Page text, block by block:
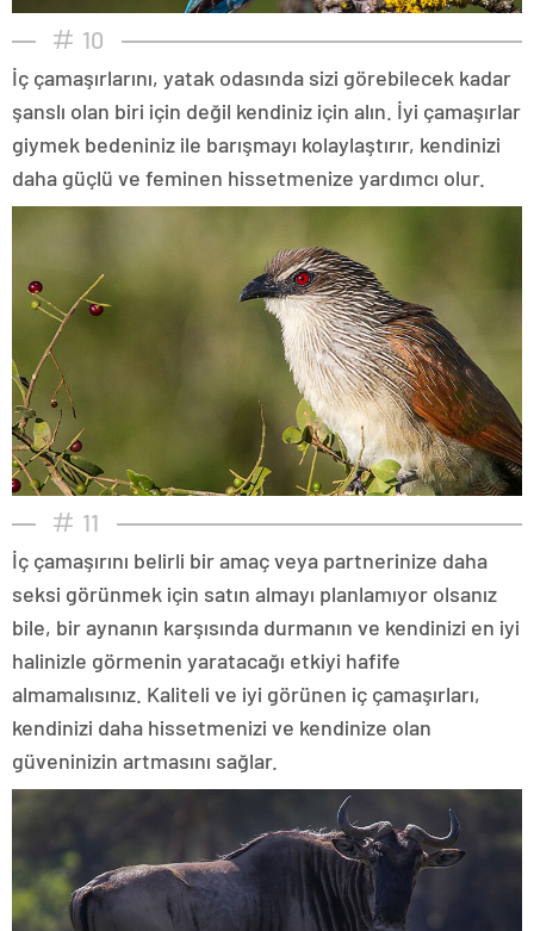
10
İç çamaşırlarını, yatak odasında sizi görebilecek kadar
şanslı olan biri için değil kendiniz için alın. İyi çamaşırlar
giymek bedeniniz ile barışmayı kolaylaştırır, kendinizi
daha güçlü ve feminen hissetmenize yardımcı olur.
11
İç çamaşırını belirli bir amaç veya partnerinize daha
seksi görünmek için satın almayı planlamıyor olsanız
bile, bir aynanın karşısında durmanın ve kendinizi en iyi
halinizle görmenin yaratacağı etkiyi hafife
almamalısınız. Kaliteli ve iyi görünen iç çamaşırları,
kendinizi daha hissetmenizi ve kendinize olan
güveninizin artmasını sağlar.